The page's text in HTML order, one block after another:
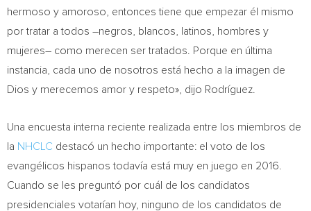
hermoso y amoroso, entonces tiene que empezar él mismo
por tratar a todos –negros, blancos, latinos, hombres y
mujeres– como merecen ser tratados. Porque en última
instancia, cada uno de nosotros está hecho a la imagen de
Dios y merecemos amor y respeto», dijo Rodríguez.
Una encuesta interna reciente realizada entre los miembros de
la NHCLC destacó un hecho importante: el voto de los
evangélicos hispanos todavía está muy en juego en 2016.
Cuando se les preguntó por cuál de los candidatos
presidenciales votarían hoy, ninguno de los candidatos de